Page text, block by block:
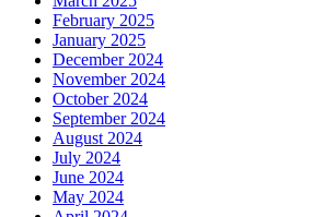
February 2025
January 2025
December 2024
November 2024
October 2024
September 2024
August 2024
July 2024
June 2024
May 2024